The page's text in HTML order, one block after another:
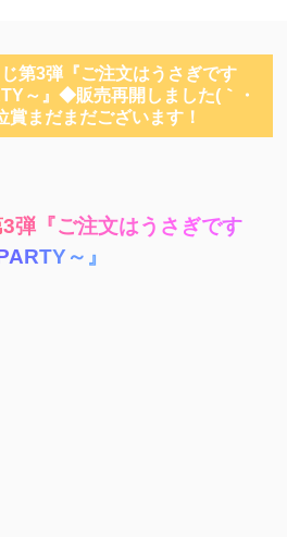
第3弾『ご注文はうさぎです
～』◆販売再開しました(｀・
賞まだまだございます！
3弾『ご注文はう さ ぎです
ARTY ～ 』